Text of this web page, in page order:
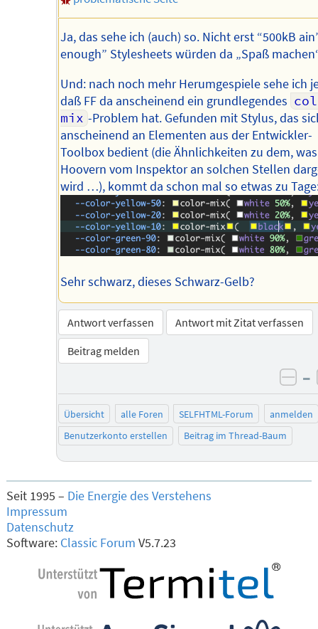
Ja, das sehe ich (auch) so. Nicht erst “500kB
enough” Stylesheets würden da „Spaß
Und: nach noch mehr Herumgespiele sehe ich
daß FF da anscheinend ein grundlegendes
mix -Problem hat. Gefunden mit Stylus, das
anscheinend an Elementen aus der Entwickler-
Toolbox bedient (die Ähnlichkeiten zu dem,
Hoovern vom Inspektor an solchen Stellen
wird …), kommt da schon mal so etwas zu
Sehr schwarz, dieses Schwarz-Gelb?
Antwort verfassen
Antwort mit Zitat verfassen
Beitrag melden
–
Übersicht alle Foren SELFHTML-Forum
anmelden
Benutzerkonto erstellen
Beitrag im Thread-Baum
Seit 1995 – Die Energie des Verstehens
Impressum
Datenschutz
Software: Classic Forum V5.7.23